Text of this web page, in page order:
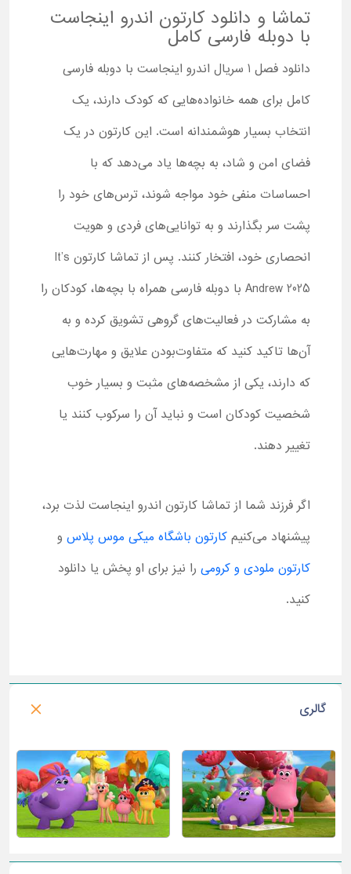
تماشا و دانلود کارتون اندرو اینجاست
با دوبله فارسی کامل
دانلود فصل 1 سریال اندرو اینجاست با دوبله فارسی
کامل برای همه خانواده‌هایی که کودک دارند، یک
انتخاب بسیار هوشمندانه است. این کارتون در یک
فضای امن و شاد، به بچه‌ها یاد می‌دهد که با
احساسات منفی خود مواجه شوند، ترس‌های خود را
پشت سر بگذارند و به توانایی‌های فردی و هویت
انحصاری خود، افتخار کنند. پس از تماشا کارتون It’s
Andrew 2025 با دوبله فارسی همراه با بچه‌ها، کودکان را
به مشارکت در فعالیت‌های گروهی تشویق کرده و به
آن‌ها تاکید کنید که متفاوت‌بودن علایق و مهارت‌هایی
که دارند، یکی از مشخصه‌های مثبت و بسیار خوب
شخصیت کودکان است و نباید آن را سرکوب کنند یا
تغییر دهند.
اگر فرزند شما از تماشا کارتون اندرو اینجاست لذت برد،
پیشنهاد می‌کنیم کارتون باشگاه میکی موس پلاس و
کارتون ملودی و کرومی را نیز برای او پخش یا دانلود
کنید.
گالری